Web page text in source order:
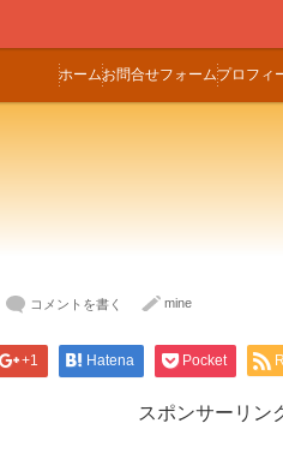
ホームお問合せフォームプロフィ
コメントを書く mine
+1 Hatena Pocket
スポンサーリン